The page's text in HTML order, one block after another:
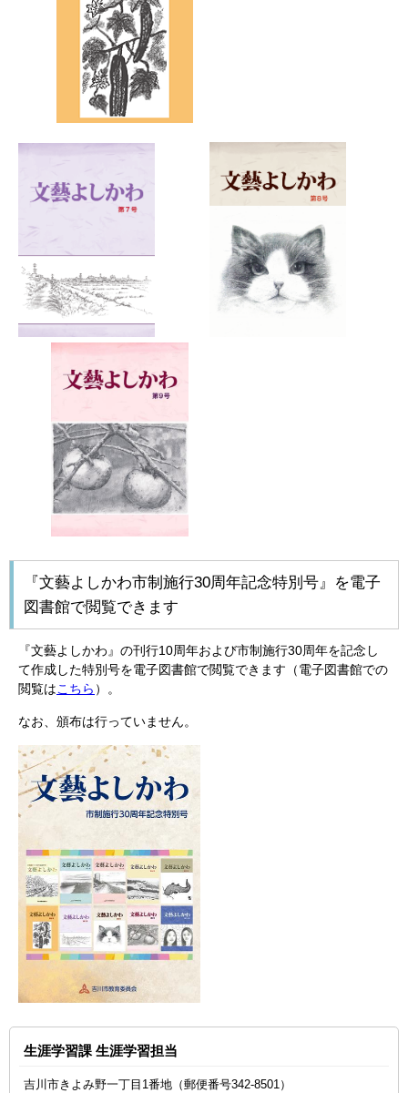
『文藝よしかわ市制施行30周年記念特別号』を電子
図書館で閲覧できます
『文藝よしかわ』の刊行10周年および市制施行30周年を記念し
て作成した特別号を電子図書館で閲覧できます（電子図書館での
閲覧はこちら ）。
なお、頒布は行っていません。
生涯学習課 生涯学習担当
吉川市きよみ野一丁目1番地（郵便番号342-8501）